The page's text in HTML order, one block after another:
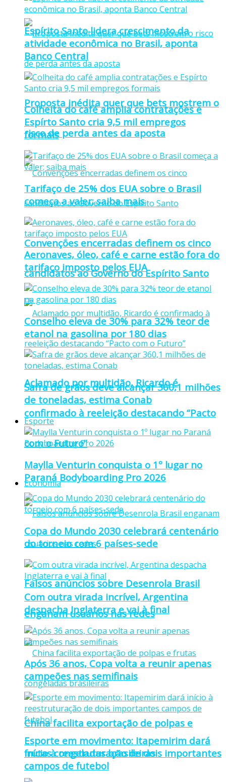
Proposta inédita quer que bets mostrem o
risco de perda antes da aposta
Convenções encerradas definem os cinco
candidatos ao Governo do Espírito Santo
Aclamado por multidão, Ricardo é
confirmado à reeleição destacando “Pacto
com o Futuro”
Economia
Falsos anúncios sobre Desenrola Brasil
enganam usuários nas redes
China facilita exportação de polpas e
frutas congeladas brasileiras
Espírito Santo lidera crescimento da
atividade econômica no Brasil, aponta
Banco Central
Colheita do café amplia contratações e
Espírto Santo cria 9,5 mil empregos
formais
Tarifaço de 25% dos EUA sobre o Brasil
começa a valer; saiba mais
Aeronaves, óleo, café e carne estão fora do
tarifaço imposto pelos EUA
Conselho eleva de 30% para 32% teor de
etanol na gasolina por 180 dias
Safra de grãos deve alcançar 360,1 milhões
de toneladas, estima Conab
Esporte
Maylla Venturin conquista o 1º lugar no
Paraná Bodyboarding Pro 2026
Copa do Mundo 2030 celebrará centenário
do torneio com 6 países-sede
Com outra virada incrível, Argentina
despacha Inglaterra e vai à final
Após 36 anos, Copa volta a reunir apenas
campeões nas semifinais
Esporte em movimento: Itapemirim dará
início à reestruturação de dois importantes
campos de futebol